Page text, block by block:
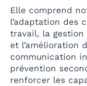
Elle comprend
l’adaptation des
travail, la gestion
et l’amélioration
communication
prévention
renforcer les